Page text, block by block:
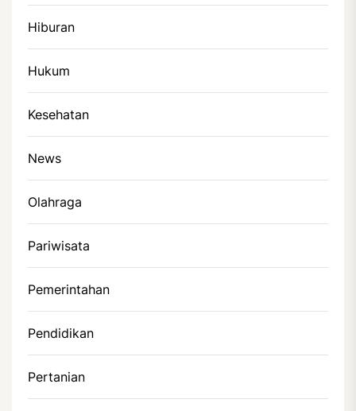
Hiburan
Hukum
Kesehatan
News
Olahraga
Pariwisata
Pemerintahan
Pendidikan
Pertanian